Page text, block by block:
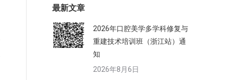
最新文章
2026年口腔美学多学科修复与
重建技术培训班（浙江站）通
知
2026年8月6日